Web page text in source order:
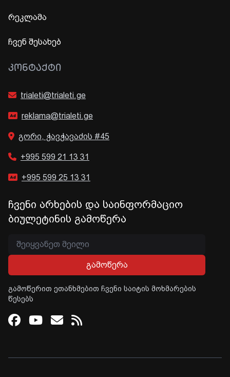
რეკლამა
ჩვენ შესახებ
ᲙᲝᲜᲢᲐᲥᲢᲘ
trialeti@trialeti.ge
reklama@trialeti.ge
გორი, ჭავჭავაძის #45
+995 599 21 13 31
+995 599 25 13 31
ჩვენი არხების და საინფორმაციო
ბიულეტინის გამოწერა
გამოწერა
გამოწერით ეთანხმებით ჩვენი საიტის მოხმარების
წესებს
Facebook
Youtube
Email
RSS